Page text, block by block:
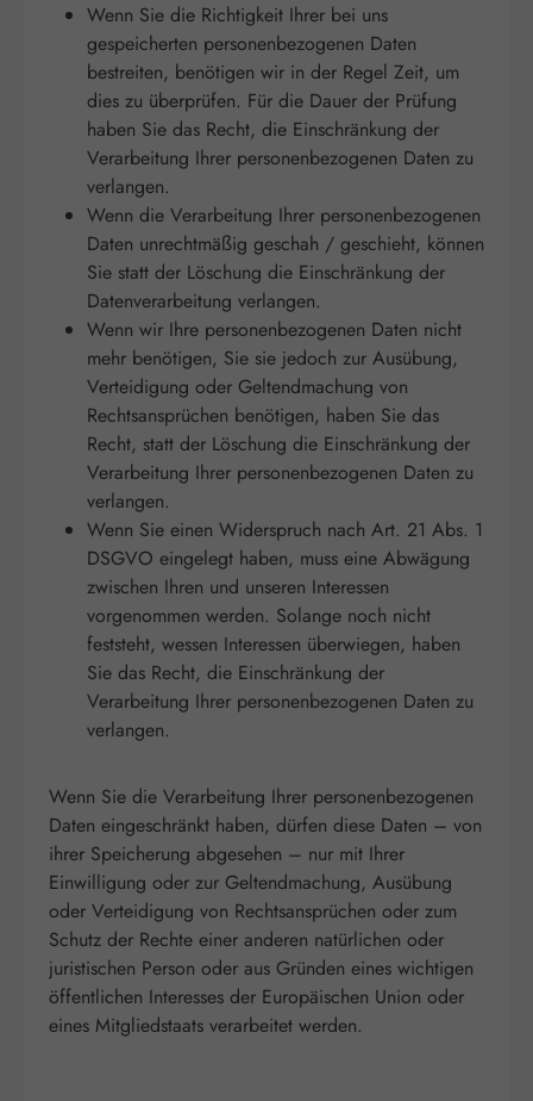
Wenn Sie die Richtigkeit Ihrer bei uns
gespeicherten personenbezogenen Daten
bestreiten, benötigen wir in der Regel Zeit, um
dies zu überprüfen. Für die Dauer der Prüfung
haben Sie das Recht, die Einschränkung der
Verarbeitung Ihrer personenbezogenen Daten zu
verlangen.
Wenn die Verarbeitung Ihrer personenbezogenen
Daten unrechtmäßig geschah / geschieht, können
Sie statt der Löschung die Einschränkung der
Datenverarbeitung verlangen.
Wenn wir Ihre personenbezogenen Daten nicht
mehr benötigen, Sie sie jedoch zur Ausübung,
Verteidigung oder Geltendmachung von
Rechtsansprüchen benötigen, haben Sie das
Recht, statt der Löschung die Einschränkung der
Verarbeitung Ihrer personenbezogenen Daten zu
verlangen.
Wenn Sie einen Widerspruch nach Art. 21 Abs. 1
DSGVO eingelegt haben, muss eine Abwägung
zwischen Ihren und unseren Interessen
vorgenommen werden. Solange noch nicht
feststeht, wessen Interessen überwiegen, haben
Sie das Recht, die Einschränkung der
Verarbeitung Ihrer personenbezogenen Daten zu
verlangen.
Wenn Sie die Verarbeitung Ihrer personenbezogenen
Daten eingeschränkt haben, dürfen diese Daten – von
ihrer Speicherung abgesehen – nur mit Ihrer
Einwilligung oder zur Geltendmachung, Ausübung
oder Verteidigung von Rechtsansprüchen oder zum
Schutz der Rechte einer anderen natürlichen oder
juristischen Person oder aus Gründen eines wichtigen
öffentlichen Interesses der Europäischen Union oder
eines Mitgliedstaats verarbeitet werden.